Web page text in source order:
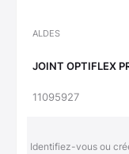
ALDES
JOINT OPTIFLEX
11095927
Identifiez-vous ou